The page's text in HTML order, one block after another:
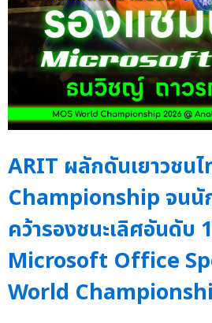
ARIT ผลักดันเยาวชน
Championship จนนั
คว้ารองชนะเลิศอันดับ
Microsoft Office
World